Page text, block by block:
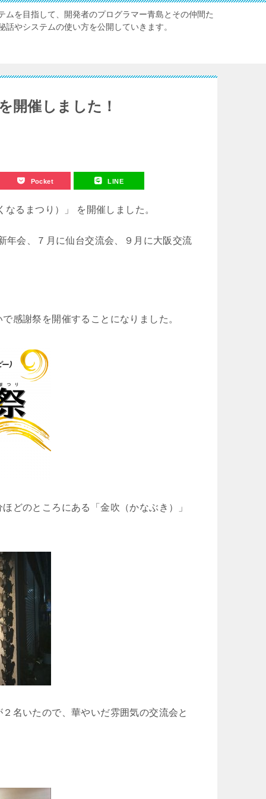
ムを目指して、開発者のプログラマー青島とその仲間た
やシステムの使い方を公開していきます。
開催しました！
Pocket LINE
るまつり）」 を開催しました。
年会、７月に仙台交流会、９月に大阪交流
感謝祭を開催することになりました。
どのところにある「金吹（かなぶき）」
名いたので、華やいだ雰囲気の交流会と